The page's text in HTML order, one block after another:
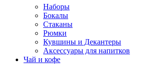
Наборы
Бокалы
Стаканы
Рюмки
Кувшины и Декантеры
Аксессуары для напитков
Чай и кофе